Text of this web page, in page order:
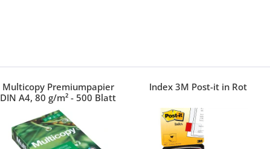
Multicopy Premiumpapier
DIN A4, 80 g/m² - 500 Blatt
Index 3M Post-it in Rot